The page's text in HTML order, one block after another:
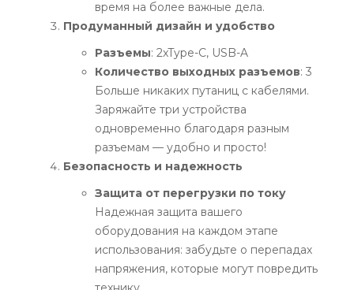
время на более важные дела.
Продуманный дизайн и удобство
Разъемы: 2xType-C, USB-A
Количество выходных разъемов: 3
Больше никаких путаниц с кабелями.
Заряжайте три устройства
одновременно благодаря разным
разъемам — удобно и просто!
Безопасность и надежность
Защита от перегрузки по току
Надежная защита вашего
оборудования на каждом этапе
использования: забудьте о перепадах
напряжения, которые могут повредить